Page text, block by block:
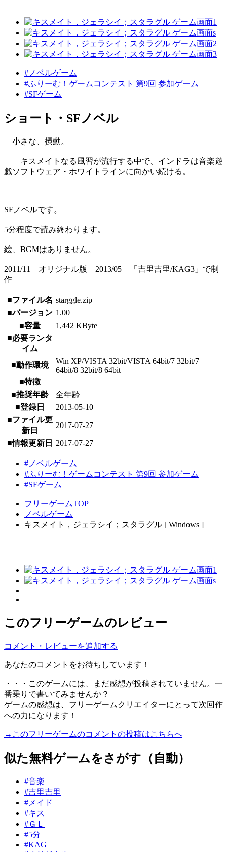
#ノベルゲーム
#ふりーむ！ゲームコンテスト 第9回 参加ゲーム
#SFゲーム
ショート・SFノベル
小さな、摂動。
――キスメイトなる風習が流行する中で、インドラは音楽遊
戯ソフトウェア・ホワイトラインに向かい続ける。
SFノベルです。
5分程度で読み終わります。
絵、BGMはありません。
2011/11 オリジナル版 2013/05 「吉里吉里/KAG3」で制
作
■ファイル名 starggle.zip
■バージョン 1.00
■容量
1,442 KByte
■必要ランタ
イム
■動作環境
Win XP/VISTA 32bit/VISTA 64bit/7 32bit/7
64bit/8 32bit/8 64bit
■特徴
■推奨年齢
全年齢
■登録日
2013-05-10
■ファイル更
新日
2017-07-27
■情報更新日 2017-07-27
#ノベルゲーム
#ふりーむ！ゲームコンテスト 第9回 参加ゲーム
#SFゲーム
フリーゲームTOP
ノベルゲーム
キスメイト，ジェラシイ；スタラグル [ Windows ]
このフリーゲームのレビュー
コメント・レビューを追加する
あなたのコメントをお待ちしています！
・・・このゲームには、まだ感想が投稿されていません。一
番乗りで書いてみませんか？
ゲームの感想は、フリーゲームクリエイターにとって次回作
への力になります！
→このフリーゲームのコメントの投稿はこちらへ
似た無料ゲームをさがす（自動）
#音楽
#吉里吉里
#メイド
#キス
#ＧＬ
#5分
#KAG